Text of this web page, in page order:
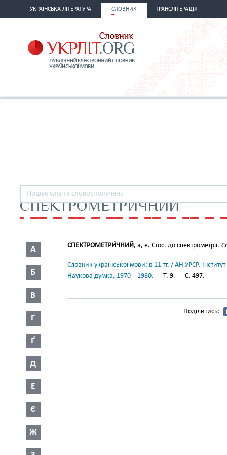
УКРАЇНСЬКА ЛІТЕРАТУРА СЛОВНИК ТРАНСЛІТЕРАЦІЯ
СПЕКТРОМЕТРИЧНИЙ
А
Б
В
Г
Ґ
Д
Е
Є
Ж
СПЕКТРОМЕТРИ́ЧНИЙ, а, е. Стос. до спектрометрії.
Словник української мови: в 11 тт. / АН УРСР.
Наукова думка, 1970—1980. — Т. 9. — С. 497.
Поділитись: